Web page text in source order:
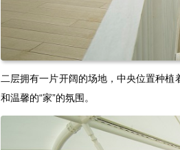
二层拥有一片开阔的场地，中央位置种
和温馨的“家”的氛围。